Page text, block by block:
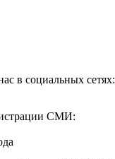
в социальных сетях:
СМИ: